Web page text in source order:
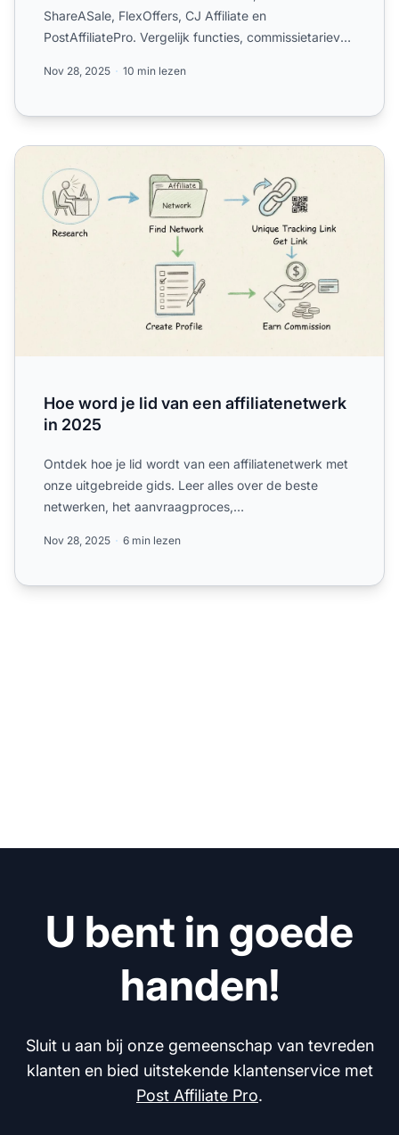
ShareASale, FlexOffers, CJ Affiliate en
PostAffiliatePro. Vergelijk functies, commissietarieven
Nov 28, 2025 10 min lezen
Hoe word je lid van een affiliatenetwerk in 2025
Hoe word je lid van een affiliatenetwerk
in 2025
Ontdek hoe je lid wordt van een affiliatenetwerk met
onze uitgebreide gids. Leer alles over de beste
netwerken, het aanvraagproces,
Nov 28, 2025 6 min lezen
U bent in goede
handen!
Sluit u aan bij onze gemeenschap van tevreden
klanten en bied uitstekende klantenservice met
Post Affiliate Pro.